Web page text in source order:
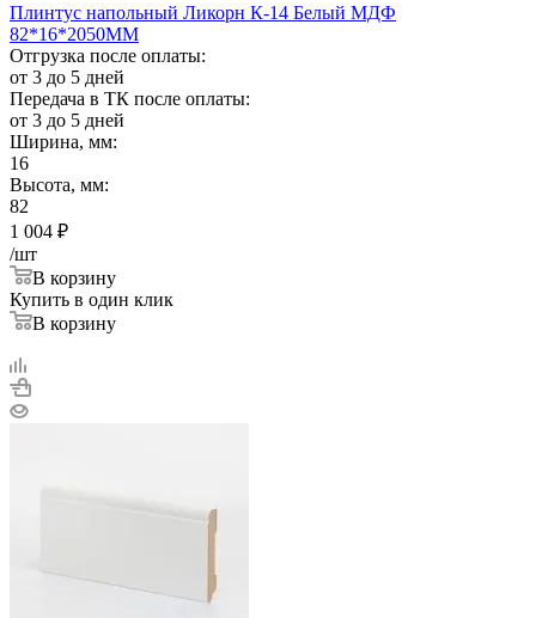
Плинтус напольный Ликорн К-14 Белый МДФ
82*16*2050ММ
Отгрузка после оплаты:
от 3 до 5 дней
Передача в ТК после оплаты:
от 3 до 5 дней
Ширина, мм:
16
Высота, мм:
82
1 004 ₽
/шт
В корзину
Купить в один клик
В корзину